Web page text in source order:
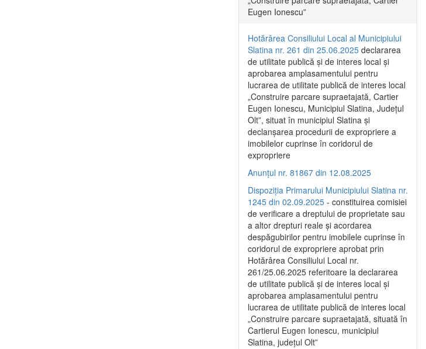
Eugen Ionescu”
Hotărârea Consiliului Local al Municipiului
Slatina nr. 261 din 25.06.2025 declararea
de utilitate publică și de interes local și
aprobarea amplasamentului pentru
lucrarea de utilitate publică de interes local
„Construire parcare supraetajată, Cartier
Eugen Ionescu, Municipiul Slatina, Județul
Olt”, situat în municipiul Slatina și
declanșarea procedurii de expropriere a
imobilelor cuprinse în coridorul de
expropriere
Anunțul nr. 81867 din 12.08.2025
Dispoziția Primarului Municipiului Slatina nr.
1245 din 02.09.2025 - constituirea comisiei
de verificare a dreptului de proprietate sau
a altor drepturi reale și acordarea
despăgubirilor pentru imobilele cuprinse în
coridorul de expropriere aprobat prin
Hotărârea Consiliului Local nr.
261/25.06.2025 referitoare la declararea
de utilitate publică și de interes local și
aprobarea amplasamentului pentru
lucrarea de utilitate publică de interes local
„Construire parcare supraetajată, situată în
Cartierul Eugen Ionescu, municipiul
Slatina, județul Olt”